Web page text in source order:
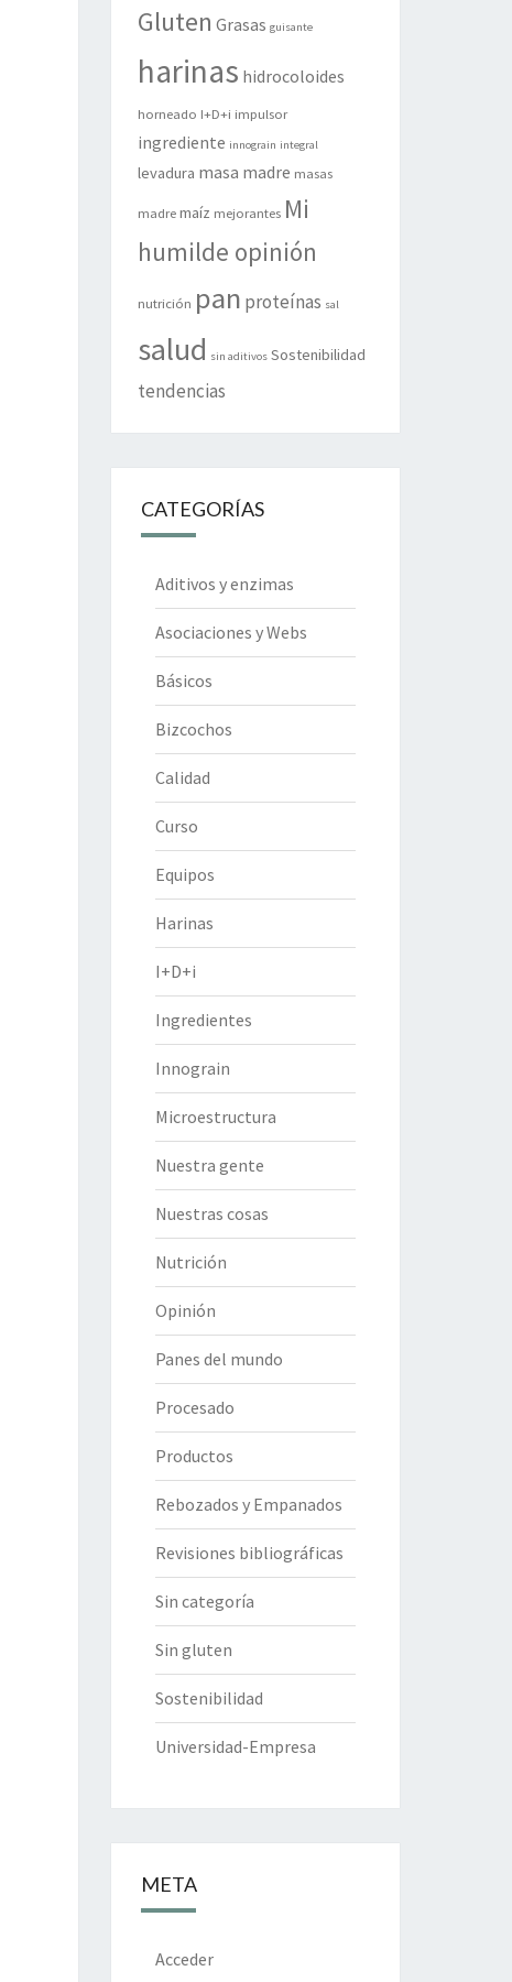
Gluten Grasas guisante
harinas hidrocoloides
horneado I+D+i impulsor
ingrediente innograin integral
levadura masa madre masas
madre maíz mejorantes Mi
humilde opinión
nutrición pan proteínas sal
salud sin aditivos Sostenibilidad
tendencias
CATEGORÍAS
Aditivos y enzimas
Asociaciones y Webs
Básicos
Bizcochos
Calidad
Curso
Equipos
Harinas
I+D+i
Ingredientes
Innograin
Microestructura
Nuestra gente
Nuestras cosas
Nutrición
Opinión
Panes del mundo
Procesado
Productos
Rebozados y Empanados
Revisiones bibliográficas
Sin categoría
Sin gluten
Sostenibilidad
Universidad-Empresa
META
Acceder